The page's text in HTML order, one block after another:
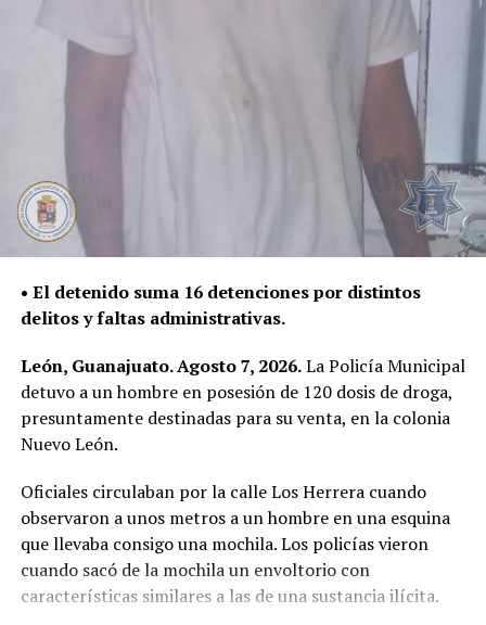
• El detenido suma 16 detenciones por distintos
delitos y faltas administrativas.
León, Guanajuato. Agosto 7, 2026.La Policía Municipal
detuvo a un hombre en posesión de 120 dosis de droga,
presuntamente destinadas para su venta, en la colonia
Nuevo León.
Oficiales circulaban por la calle Los Herrera cuando
observaron a unos metros a un hombre en una esquina
que llevaba consigo una mochila. Los policías vieron
cuando sacó de la mochila un envoltorio con
características similares a las de una sustancia ilícita.